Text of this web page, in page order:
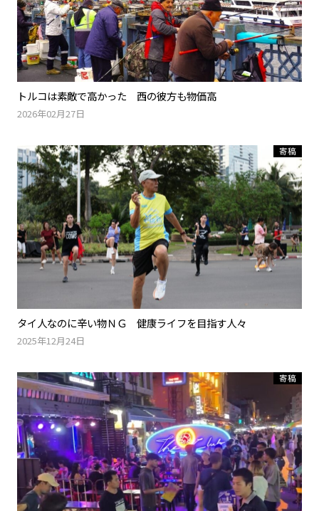
トルコは素敵で高かった 西の彼方も物価高
2026年02月27日
タイ人なのに辛い物ＮＧ 健康ライフを目指す人々
2025年12月24日
寄稿
寄稿